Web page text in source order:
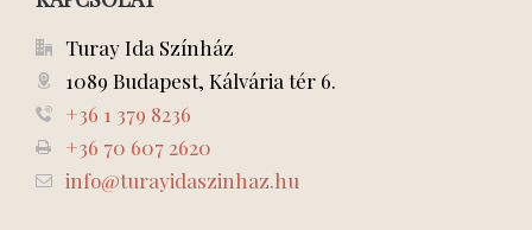
Turay Ida Színház
1089 Budapest, Kálvária tér 6.
+36 1 379 8236
+36 70 607 2620
info@turayidaszinhaz.hu